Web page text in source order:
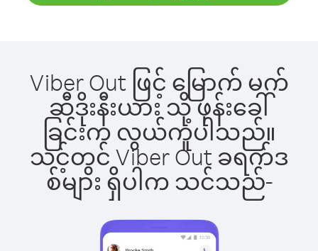
Viber Out ဖြင့် မြောက် မက်
ဆီဒိုးနီးယား သို့ ဖုန်းခေါ်
ခြင်းက လွယ်ကူပါသည်။
သင့်တွင် Viber Out ခရက်ဒ
စ်များ ရှိပါက သင်သည်-